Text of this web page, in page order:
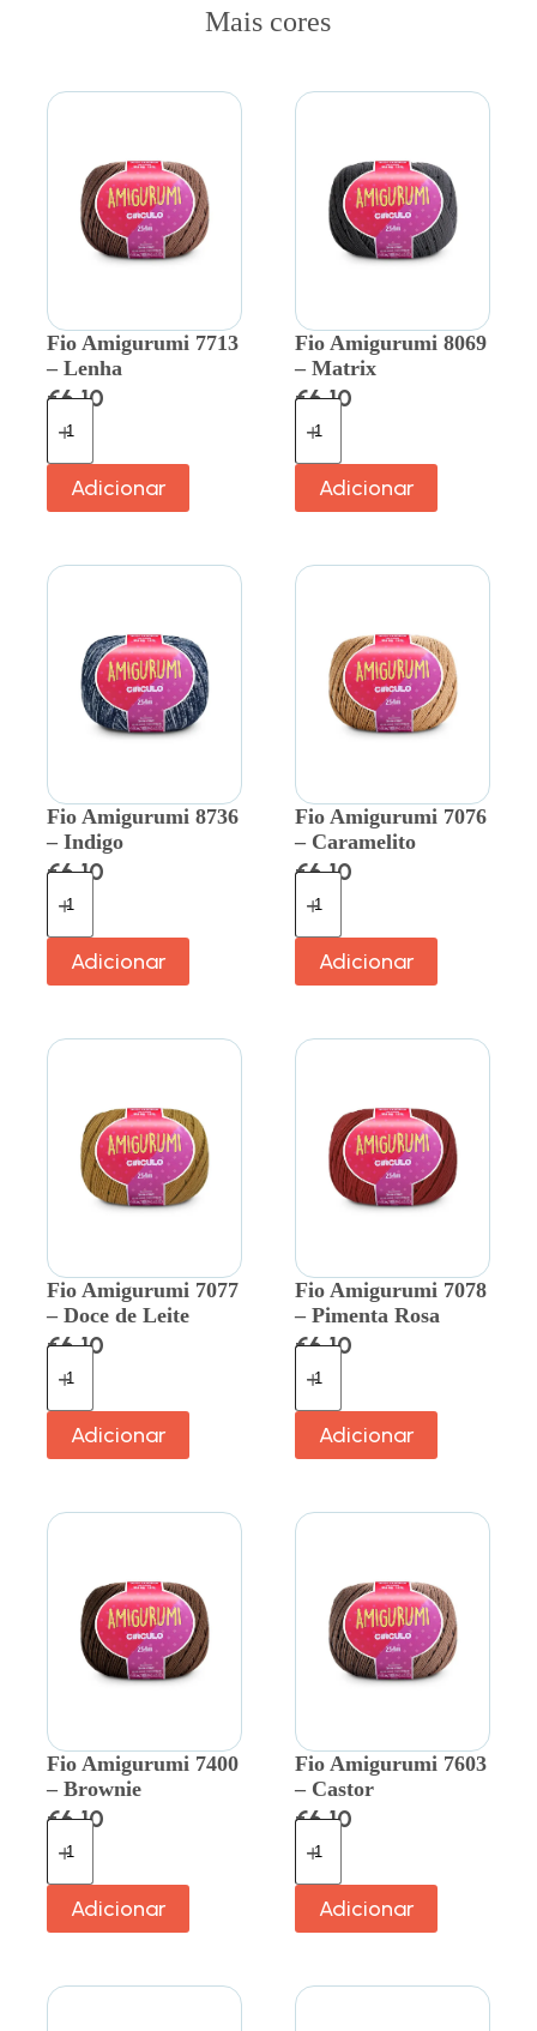
Mais cores
Fio Amigurumi 7713
– Lenha
€6.10
Adicionar
Fio Amigurumi 8069
– Matrix
€6.10
Adicionar
Fio Amigurumi 8736
– Indigo
€6.10
Adicionar
Fio Amigurumi 7076
– Caramelito
€6.10
Adicionar
Fio Amigurumi 7077
– Doce de Leite
€6.10
Adicionar
Fio Amigurumi 7078
– Pimenta Rosa
€6.10
Adicionar
Fio Amigurumi 7400
– Brownie
€6.10
Adicionar
Fio Amigurumi 7603
– Castor
€6.10
Adicionar